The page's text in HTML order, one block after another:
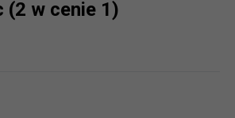
(2 w cenie 1)